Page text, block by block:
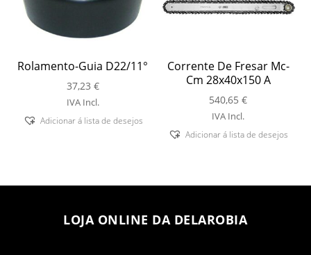
Rolamento-Guia D22/11°
37,23 €
IVA Incl.
Adicionar á lista de desejos
Corrente De Fresar Mc-
Cm 28x40x150 A
540,65€
IVA Incl.
Adicionar á lista de desejos
LOJA ONLINE DA DELAROBIA